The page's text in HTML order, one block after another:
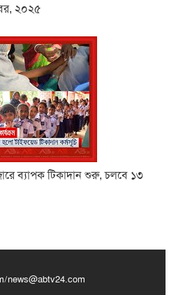
২০২৫
ব্যাপক টিকাদান শুরু, চলবে ১৩
/news@abtv24.com